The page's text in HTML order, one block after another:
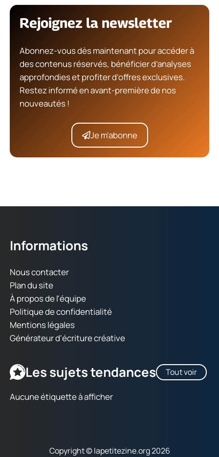
Rejoignez la newsletter
Abonnez-vous dès maintenant pour accéder à
des contenus réservés, bénéficier d’analyses
approfondies et profiter d’offres exclusives.
Restez informé en avant-première de nos
nouveautés !
Je m'abonne
Informations
Nous contacter
Plan du site
À propos de l'équipe
Politique de confidentialité
Mentions légales
Générateur d'écriture créative
Les sujets tendances Tout voir
Aucune étiquette à afficher
Copyright © lapetitezine.org 2026